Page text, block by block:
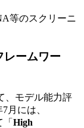
等のスクリーニ
レームワー
、モデル能力評
月には、
High